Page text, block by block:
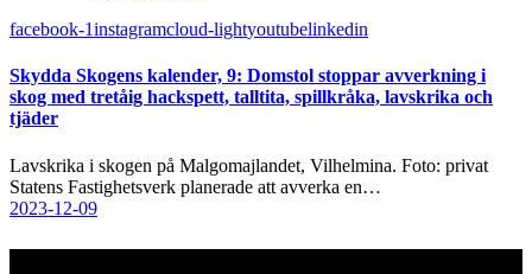
facebook-1instagramcloud-lightyoutubelinkedin
Skydda Skogens kalender, 9: Domstol stoppar avverkning i
skog med tretåig hackspett, talltita, spillkråka, lavskrika och
tjäder
Lavskrika i skogen på Malgomajlandet, Vilhelmina. Foto: privat
Statens Fastighetsverk planerade att avverka en…
2023-12-09